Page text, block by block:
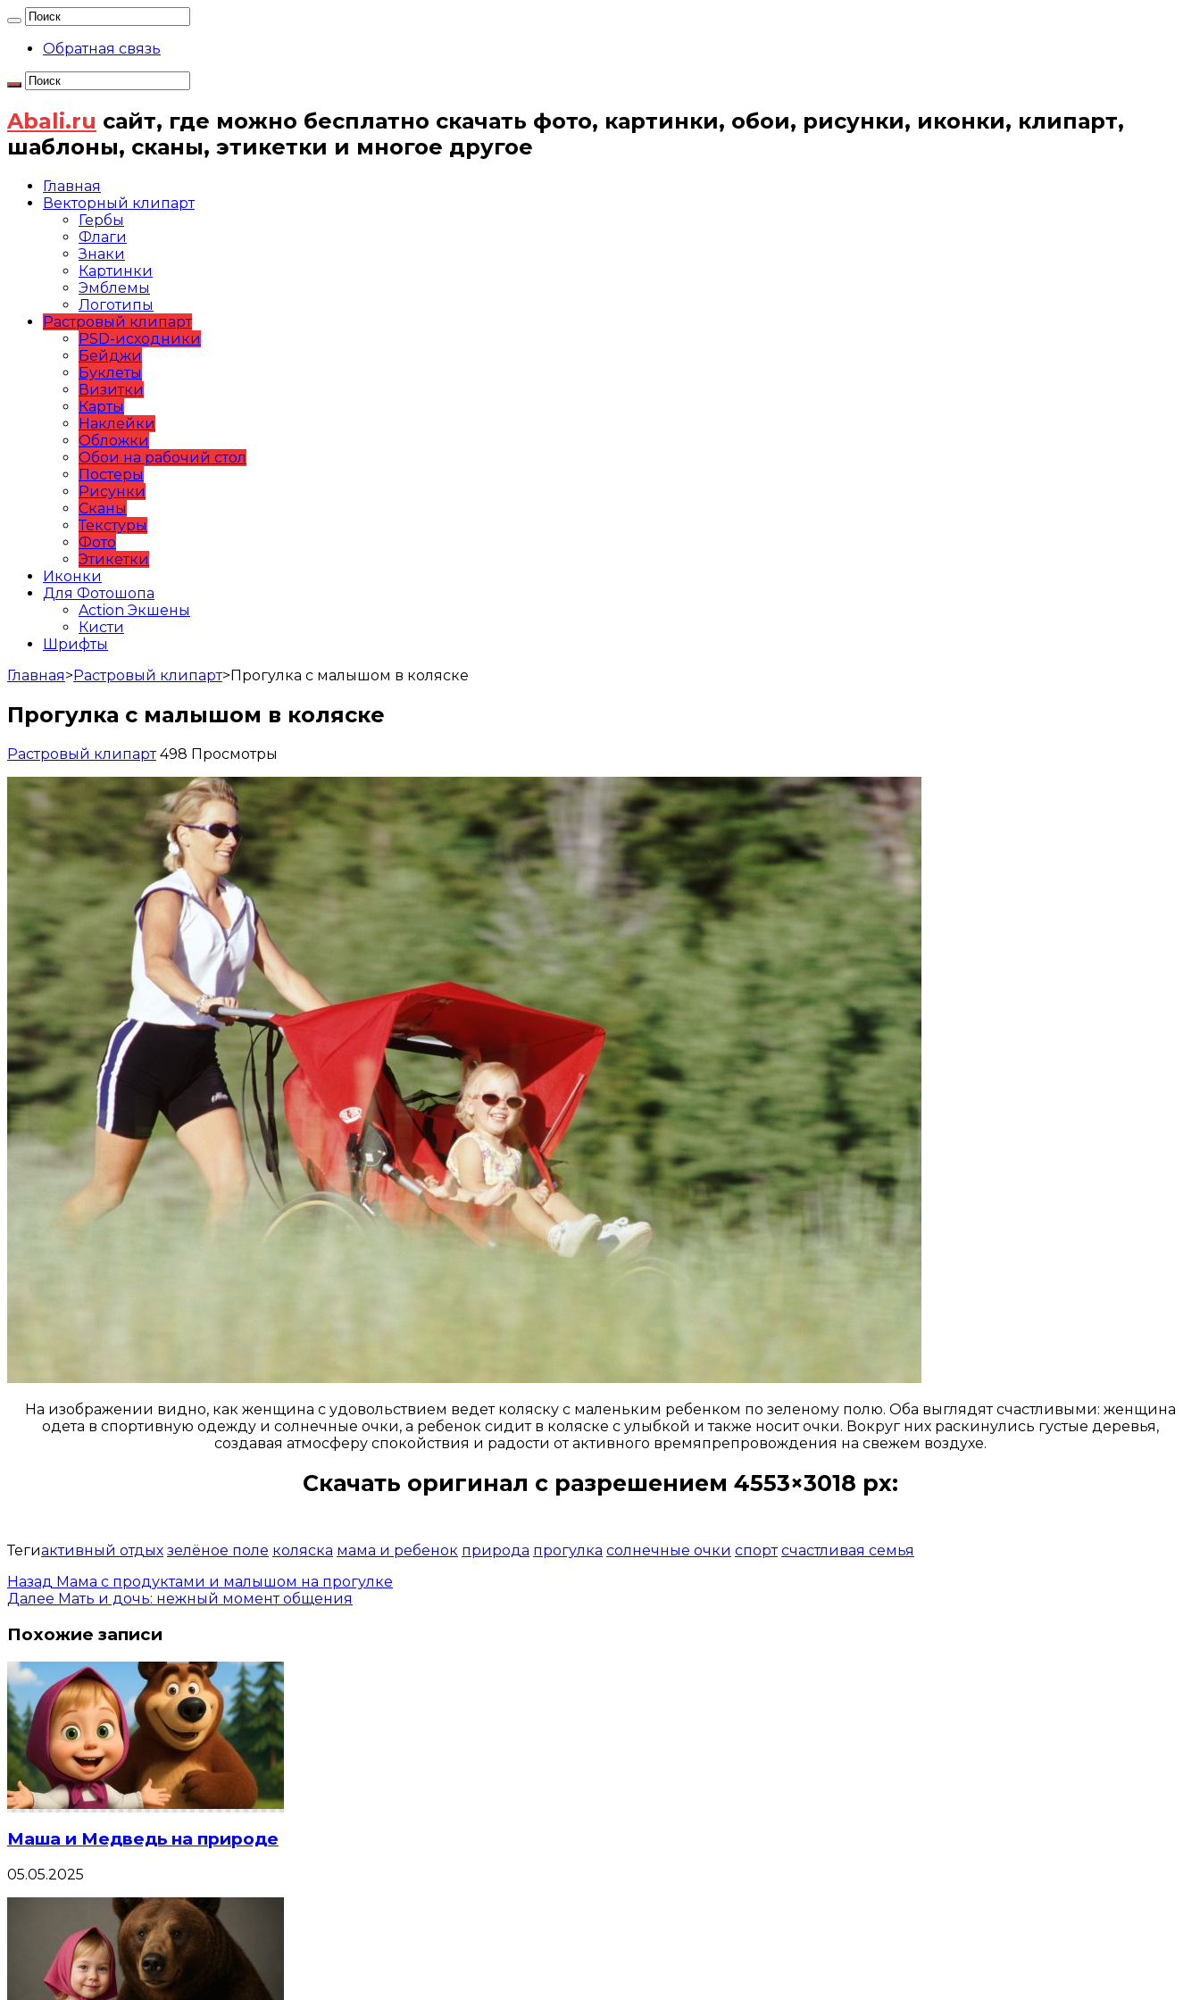
Обратная связь
Abali.ru сайт, где можно бесплатно скачать фото, картинки, обои, рисунки, иконки, клипарт,
шаблоны, сканы, этикетки и многое другое
Главная
Векторный клипарт
Гербы
Флаги
Знаки
Картинки
Эмблемы
Логотипы
Растровый клипарт
PSD-исходники
Бейджи
Буклеты
Визитки
Карты
Наклейки
Обложки
Обои на рабочий стол
Постеры
Рисунки
Сканы
Текстуры
Фото
Этикетки
Иконки
Для Фотошопа
Action Экшены
Кисти
Шрифты
Главная>Растровый клипарт>Прогулка с малышом в коляске
Прогулка с малышом в коляске
Растровый клипарт 498 Просмотры
На изображении видно, как женщина с удовольствием ведет коляску с маленьким ребенком по зеленому полю. Оба выглядят счастливыми: женщина
одета в спортивную одежду и солнечные очки, а ребенок сидит в коляске с улыбкой и также носит очки. Вокруг них раскинулись густые деревья,
создавая атмосферу спокойствия и радости от активного времяпрепровождения на свежем воздухе.
Скачать оригинал с разрешением 4553×3018 px:
Тегиактивный отдых зелёное поле коляска мама и ребенок природа прогулка солнечные очки спорт счастливая семья
Назад Мама с продуктами и малышом на прогулке
Далее Мать и дочь: нежный момент общения
Похожие записи
Маша и Медведь на природе
05.05.2025